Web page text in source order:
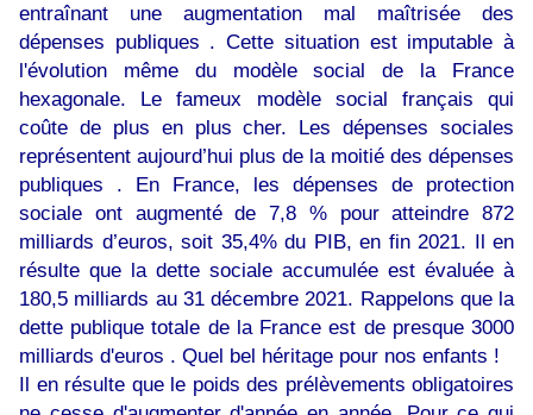
entraînant une augmentation mal maîtrisée des
dépenses publiques . Cette situation est imputable à
l'évolution même du modèle social de la France
hexagonale. Le fameux modèle social français qui
coûte de plus en plus cher. Les dépenses sociales
représentent aujourd’hui plus de la moitié des dépenses
publiques . En France, les dépenses de protection
sociale ont augmenté de 7,8 % pour atteindre 872
milliards d’euros, soit 35,4% du PIB, en fin 2021. Il en
résulte que la dette sociale accumulée est évaluée à
180,5 milliards au 31 décembre 2021. Rappelons que la
dette publique totale de la France est de presque 3000
milliards d'euros . Quel bel héritage pour nos enfants !
Il en résulte que le poids des prélèvements obligatoires